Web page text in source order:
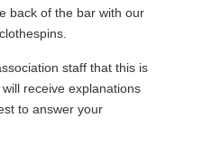
back of the bar with our
staff that this is
will receive explanations
to answer your